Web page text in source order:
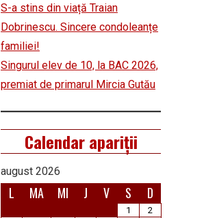
S-a stins din viață Traian
Dobrinescu. Sincere condoleanțe
familiei!
Singurul elev de 10, la BAC 2026,
premiat de primarul Mircia Gutău
Calendar apariții
august 2026
L MA MI J V S D
1
2